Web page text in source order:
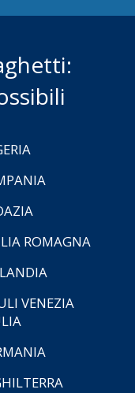
ROMAGNA
VENEZIA